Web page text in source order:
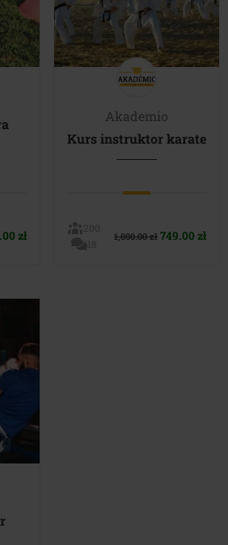
złAktualna
Akademio
Kurs instruktor karate
200
18
1,000.00zł Pierwotna
749.00 zł